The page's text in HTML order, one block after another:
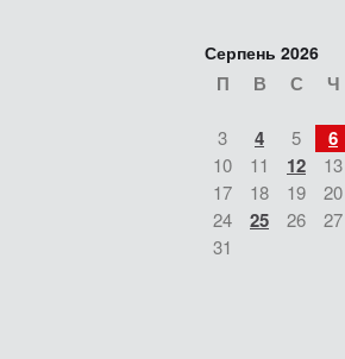
Серпень 2026
П В С Ч
3 4 5 6
10
11 12 13
17
18 19 20
24
25 26 27
31